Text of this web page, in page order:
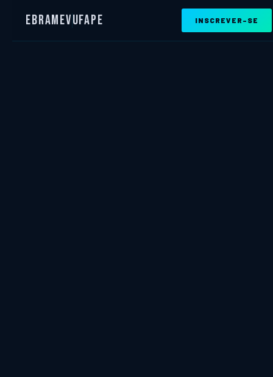
EBRAMEVUFAPE INSCREVER-SE